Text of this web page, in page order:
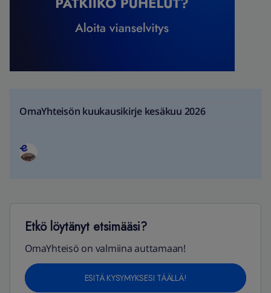
OmaYhteisön kuukausikirje kesäkuu 2026
Etkö löytänyt etsimääsi?
OmaYhteisö on valmiina auttamaan!
ESITÄ KYSYMYKSESI TÄÄLLÄ!